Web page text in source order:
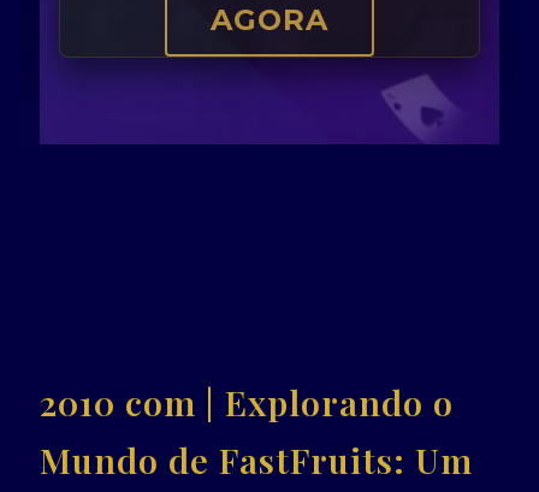
AGORA
2010 com | Explorando o
Mundo de FastFruits: Um